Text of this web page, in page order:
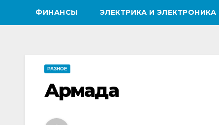
ФИНАНСЫ ЭЛЕКТРИКА И ЭЛЕКТРОНИКА
РАЗНОЕ
Армада